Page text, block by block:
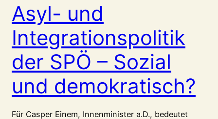
Asyl- und
Integrationspolitik
der SPÖ – Sozial
und demokratisch?
Für Casper Einem, Innenminister a.D., bedeutet